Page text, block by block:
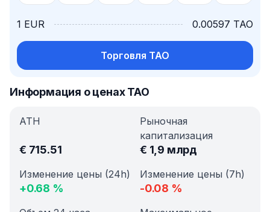
1 EUR 0.00597 TAO
Торговля TAO
Информация о ценах TAO
ATH
€ 715.51
Рыночная
капитализация
€ 1,9 млрд
Изменение цены (24h)
+0.68 %
Изменение цены (7h)
-0.08 %